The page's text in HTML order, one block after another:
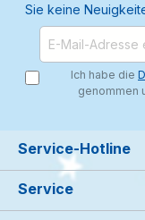
Sie keine
Ich habe die
genommen
Service-Hotline
Service